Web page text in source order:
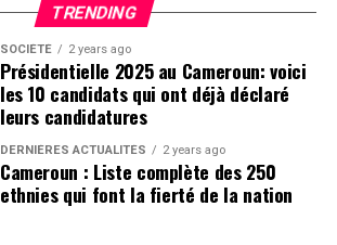
TRENDING
SOCIÉTÉ 2 years ago
Présidentielle 2025 au Cameroun: voici
les 10 candidats qui ont déjà déclaré
leurs candidatures
DERNIÈRES ACTUALITÉS 2 years ago
Cameroun : Liste complète des 250
ethnies qui font la fierté de la nation